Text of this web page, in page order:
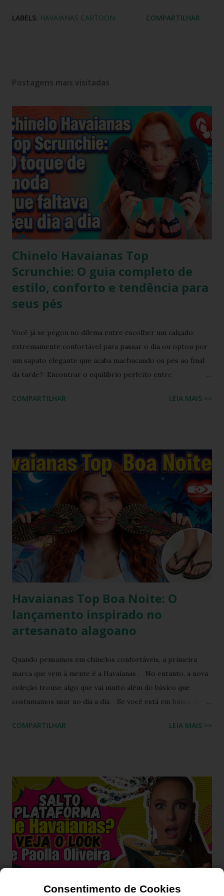
LABELS: HAVAIANAS CARTOON COMPARTILHAR
Postagens mais visitadas
Chinelo Havaianas Top
Scrunchie: O guia completo de
estilo, conforto e tendência para
seus pés
Você já se pegou no dilema entre escolher um calçado
extremamente confortável para passar o dia ou optou por
um sapato elegante que acaba machucando os pés ao final
da tarde? Encontrar o equilíbrio perfeito entre
costumava ser um desafio na moda feminina e urbana.
2000, o famoso scrunchie aquele elástico de cabelo
revestido de tecido franzido conquistou passarelas, vitrines
e o guarda-roupa das principais influenciadoras de moda.
Percebendo esse movimento de resgate retrô com toque
contemporâneo, a Havaianas trouxe uma inovação que une
o melhor dos dois mundos. O Chinelo Havaianas Top
Scrunchie surge exatamente como essa resposta
fashionista: a fusão impecável da lendária sola de borracha
Havaianas com tiras revestidas de tecido drapeado com
toqu...
COMPARTILHAR LEIA MAIS >>
Havaianas Top Boa Noite: O
lançamento inspirado no
artesanato alagoano
Quando pensamos em chinelos confortáveis, a primeira
marca que vem à mente é a Havaianas . No entanto, a nova
coleção trouxe algo que vai muito além do básico que
costumamos usar no dia a dia. Se você está em busca de
riqueza cultural do Nordeste brasileiro, o Chinelo
verdadeira declaração de estilo e arte. Você já imaginou
carregar na sola dos seus pés uma tradição que é
transmitida de geração em geração pelas artesãs do sertão
alagoano? O grande segredo deste lançamento está na
habilidade de traduzir a identidade cultural brasileira em um
acessório de moda contemporâneo, sem perder a essência
da versatilidade que consagrou o formato clássico. É a
união perfeita entre a tradição nordestina e a modernidade
COMPARTILHAR LEIA MAIS >>
Consentimento de Cookies